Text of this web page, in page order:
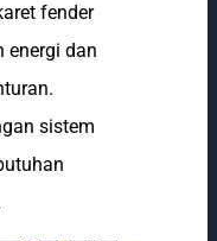
fender
energi dan
sistem